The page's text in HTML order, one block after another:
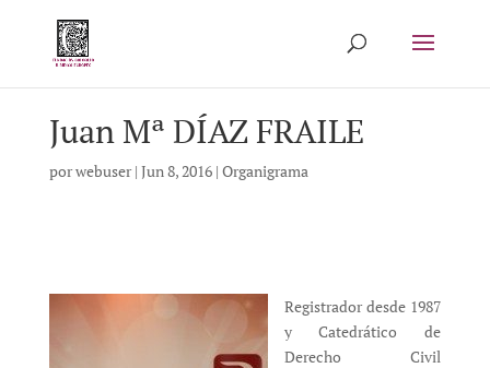
Juan Mª DÍAZ FRAILE
porwebuser| Jun 8, 2016| Organigrama
Registrador desde 1987
y Catedrático de
Derecho Civil